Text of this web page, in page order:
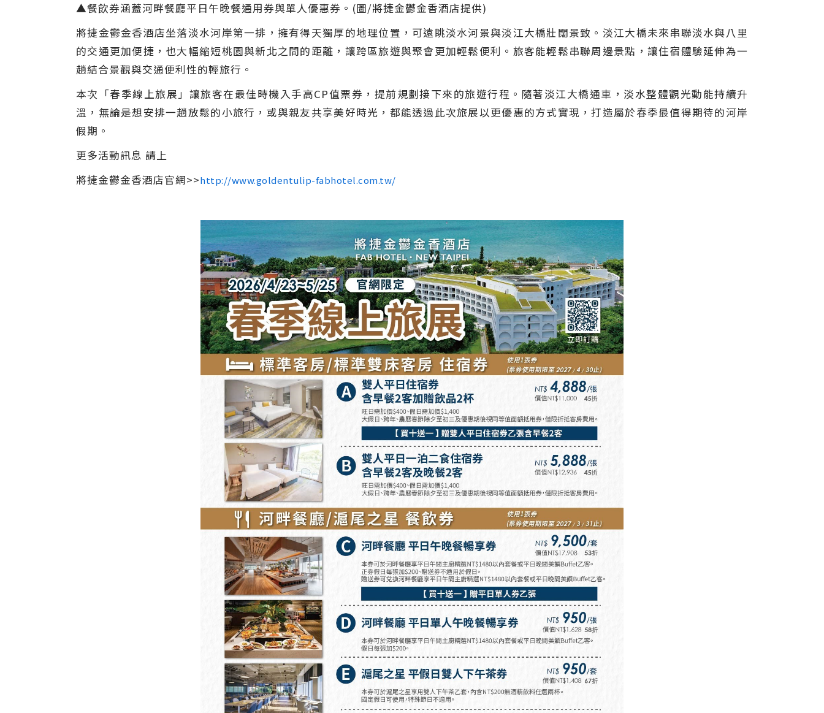
▲餐飲券涵蓋河畔餐廳平日午晚餐通用券與單人優惠券。(圖/將捷金鬱金香酒店提供)
將捷金鬱金香酒店坐落淡水河岸第一排，擁有得天獨厚的地理位置，可遠眺淡水河景與淡江大橋壯闊景致。淡江大橋未來串聯淡水與八里
的交通更加便捷，也大幅縮短桃園與新北之間的距離，讓跨區旅遊與聚會更加輕鬆便利。旅客能輕鬆串聯周邊景點，讓住宿體驗延伸為一
趟結合景觀與交通便利性的輕旅行。
本次「春季線上旅展」讓旅客在最佳時機入手高CP值票券，提前規劃接下來的旅遊行程。隨著淡江大橋通車，淡水整體觀光動能持續升
溫，無論是想安排一趟放鬆的小旅行，或與親友共享美好時光，都能透過此次旅展以更優惠的方式實現，打造屬於春季最值得期待的河岸
假期。
更多活動訊息 請上
將捷金鬱金香酒店官網>>http://www.goldentulip-fabhotel.com.tw/